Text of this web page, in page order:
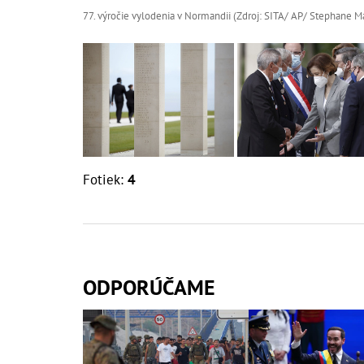
77. výročie vylodenia v Normandii (Zdroj: SITA/ AP/ Stephane
Fotiek: 4
ODPORÚČAME